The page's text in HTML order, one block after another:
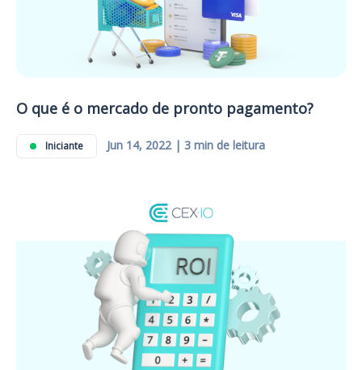
O que é o mercado de pronto pagamento?
Iniciante Jun 14, 2022 | 3 min de leitura